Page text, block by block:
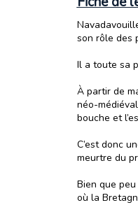
son rôle des
Il a toute sa
À partir de
néo-
bouche et
C’est donc
meurtre du
Bien que
où la